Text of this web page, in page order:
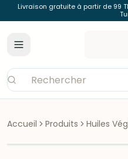
Livraison gratuite à partir de 99
Accueil Produits Huiles